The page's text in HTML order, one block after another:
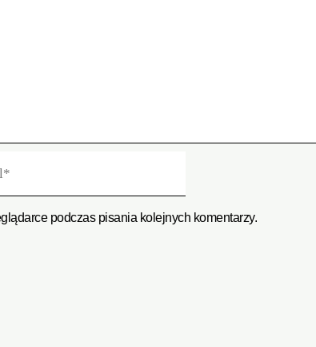
podczas pisania kolejnych komentarzy.